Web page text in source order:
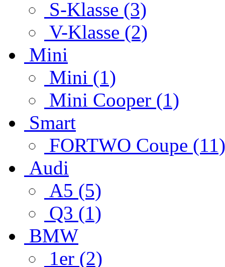
S-Klasse (3)
V-Klasse (2)
Mini
Mini (1)
Mini Cooper (1)
Smart
FORTWO Coupe (11)
Audi
A5 (5)
Q3 (1)
BMW
1er (2)